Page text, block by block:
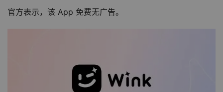
官方表示，该 App 免费无广告。